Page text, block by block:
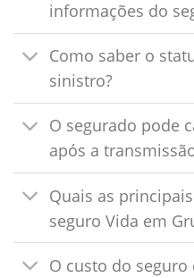
informações do
Como saber o
sinistro?
O segurado pode
após a
Quais as
seguro Vida em
O custo do seguro